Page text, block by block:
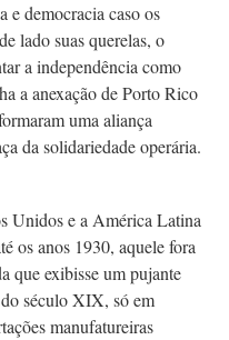
e democracia caso os
lado suas querelas, o
a independência como
a anexação de Porto Rico
uma aliança
da solidariedade operária.
Unidos e a América Latina
os anos 1930, aquele fora
que exibisse um pujante
século XIX, só em
manufatureiras